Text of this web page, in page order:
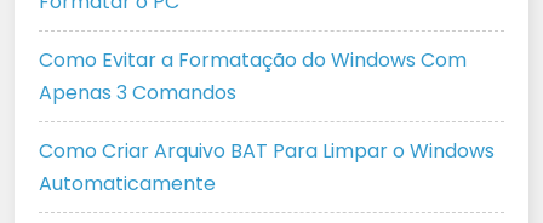
Como Evitar a Formatação do Windows Com
Apenas 3 Comandos
Como Criar Arquivo BAT Para Limpar o Windows
Automaticamente